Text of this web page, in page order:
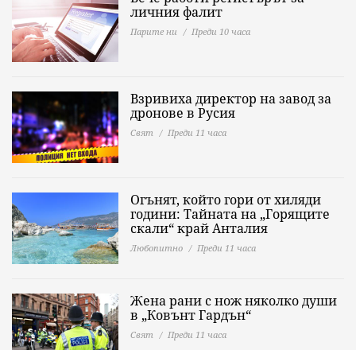
личния фалит
Парите ни Преди 10 часа
Взривиха директор на завод за
дронове в Русия
Свят Преди 11 часа
Огънят, който гори от хиляди
години: Тайната на „Горящите
скали“ край Анталия
Любопитно Преди 11 часа
Жена рани с нож няколко души
в „Ковънт Гардън“
Свят Преди 11 часа